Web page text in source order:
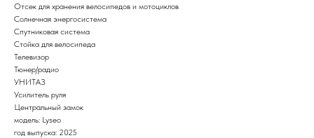
Отсек для хранения велосипедов и мотоциклов
Солнечная энергосистема
Спутниковая система
Стойка для велосипеда
Телевизор
Тюнер/радио
УНИТАЗ
Усилитель руля
Центральный замок
модель: Lyseo
год выпуска: 2025